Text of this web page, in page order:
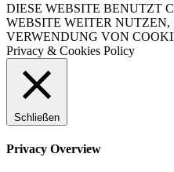
DIESE WEBSITE BENUTZT
WEBSITE WEITER NUTZEN,
VERWENDUNG VON
Privacy & Cookies Policy
Schließen
Privacy Overview